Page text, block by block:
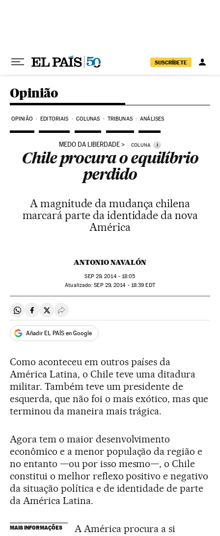
SUSCRÍBETE
Opinião
OPINIÃO EDITORIAIS COLUNAS TRIBUNAS ANÁLISES
MEDO DA LIBERDADE COLUNA i
Chile procura o equilíbrio
perdido
A magnitude da mudança chilena
marcará parte da identidade da nova
América
ANTONIO NAVALÓN
SEP29, 2014 - 18:05
atualizado: SEP29, 2014 - 18:39 EDT
Compartir en Whatsapp
Compartir en Facebook
Compartir en Twitter
Desplegar Redes Sociales
Añadir EL PAÍS en Google
Como aconteceu em outros países da
América Latina, o Chile teve uma ditadura
militar. Também teve um presidente de
esquerda, que não foi o mais exótico, mas que
terminou da maneira mais trágica.
Agora tem o maior desenvolvimento
econômico e a menor população da região e
no entanto —ou por isso mesmo—, o Chile
constitui o melhor reflexo positivo e negativo
da situação política e de identidade de parte
da América Latina.
MAIS INFORMAÇÕES
A América procura a si